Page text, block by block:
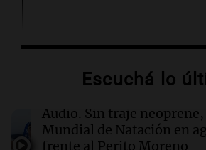
Kapanga celebra sus 30 años
22:10 Amamos Argentina
Docentes italianos visitaron
Córdoba para interiorizarse
Escuchá lo
Audio. Sin traje
Mundial de Natación en
frente al Perito Moreno